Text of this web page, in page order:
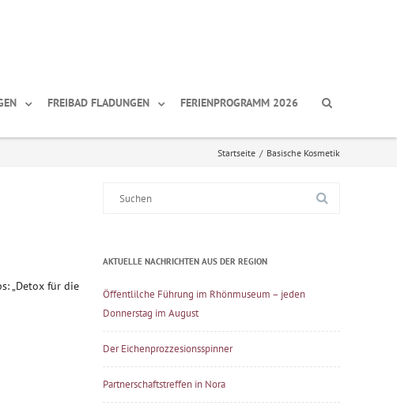
FREIBAD FLADUNGEN FERIENPROGRAMM 2026
Startseite / Basische Kosmetik
„Detox für die
AKTUELLE NACHRICHTEN AUS DER REGION
Öffentlilche Führung im Rhönmuseum – jeden
Donnerstag im August
Der Eichenprozzesionsspinner
Partnerschaftstreffen in Nora